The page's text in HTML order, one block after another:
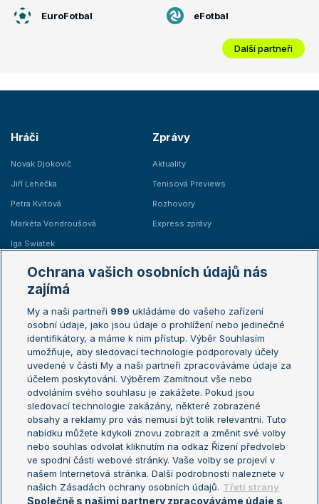
EuroFotbal eFotbal
Další partneři
Hráči
Novak Djokovič
Jiří Lehečka
Petra Kvitová
Markéta Vondroušová
Iga Swiatek
Zprávy
Aktuality
Tenisová Previews
Rozhovory
Express zprávy
Žebříčky
Žebříček ATP (muži)
Žebříček WTA (ženy)
Sázkařský žebříček
Australian Open
French Open
Wimbledon
US Open
Turnaj mistrů
Turnaj mistryň
Aktualní trendy
Fotbalové přestupy
Livesport Daily
LS Prague Open
Ochrana vašich osobních údajů nás
zajímá
My a naši partneři 999 ukládáme do vašeho zařízení
osobní údaje, jako jsou údaje o prohlížení nebo jedinečné
identifikátory, a máme k nim přístup. Výběr Souhlasím
umožňuje, aby sledovací technologie podporovaly účely
uvedené v části My a naši partneři zpracováváme údaje za
účelem poskytování. Výběrem Zamítnout vše nebo
odvoláním svého souhlasu je zakážete. Pokud jsou
sledovací technologie zakázány, některé zobrazené
obsahy a reklamy pro vás nemusí být tolik relevantní. Tuto
nabídku můžete kdykoli znovu zobrazit a změnit své volby
nebo souhlas odvolat kliknutím na odkaz Řízení předvoleb
ve spodní části webové stránky. Vaše volby se projeví v
našem Internetová stránka. Další podrobnosti naleznete v
našich Zásadách ochrany osobních údajů. Třetí strany
Společně s našimi partnery zpracováváme údaje s